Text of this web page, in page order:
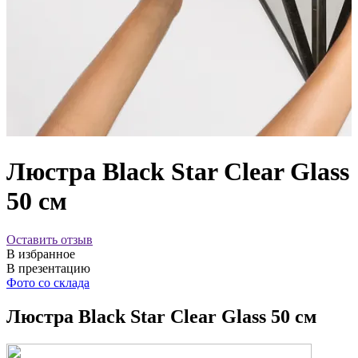
Люстра Black Star Clear Glass
50 см
Оставить отзыв
В избранное
В презентацию
Фото со склада
Люстра Black Star Clear Glass 50 см